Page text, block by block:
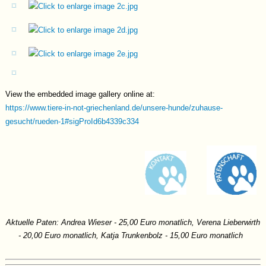
zog er in sein eigenes Zuhause. Leider kam es dort zu einem
schweren Vorfall, der Eddys Leben nachhaltig verändert hat: Auf
einem Hundeplatz wurde er von einem anderen Hund massiv
angegriffen und so schwer verletzt, dass er um sein Leben kämpfen
musste. Seit diesem Erlebnis ist Eddys Vertrauen erschüttert
worden. In der Folge entwickelte er Unsicherheiten und verlor
reagierte er schließlich mit Abwehrverhalten, das für sein Umfeld
nicht mehr einschätzbar war.
Eddy ist ein sensibler, intelligenter und grundsätzlich freundlicher
Hund, der durch seine schlimmen bisherigen Erfahrungen allerdings
sehr verunsichert wurde. Im Alltag zeigt er viele positive
Eigenschaften: Er ist stubenrein, fährt problemlos im Auto mit und
es, im Feld und Wald unterwegs zu sein, seine Umgebung zu
erkunden und einfach Hund sein zu dürfen. Eddy ist kein
View the embedded image gallery online at:
https://www.tiere-in-not-griechenland.de/unsere-hunde/zuhause-
gesucht/rueden-1#sigProId6b4339c334
Aktuelle Paten: Andrea Wieser - 25,00 Euro monatlich, Verena Lieberwirth
- 20,00 Euro monatlich, Katja Trunkenbolz - 15,00 Euro monatlich